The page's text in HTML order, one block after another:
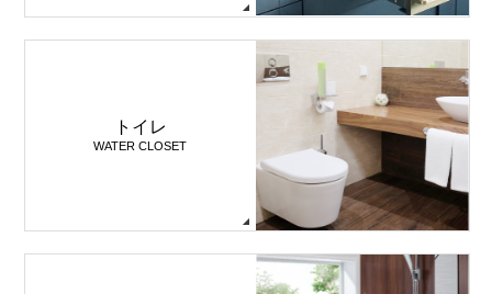
トイレ
WATER CLOSET